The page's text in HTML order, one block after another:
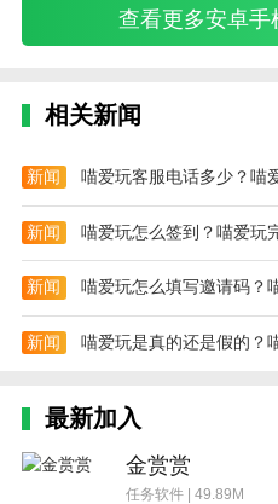
查看更多安卓手
相关新闻
新闻 喵爱玩客服电话多少？喵
新闻
新闻 喵爱玩怎么填写邀请码？
新闻 喵爱玩是真的还是假的？
最新加入
金赏赏
任务软件 | 49.89M